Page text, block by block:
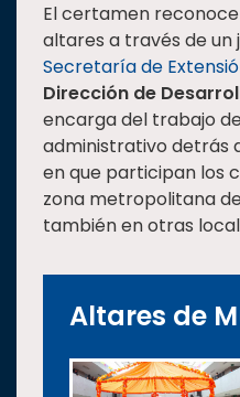
El certamen
altares a través de un
Secretaría de
Dirección de
encarga del trabajo
administrativo detrás
en que participan los
zona metropolitana
también en otras
Altares de